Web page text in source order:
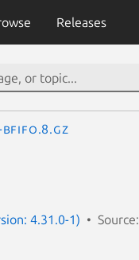
Releases
4.31.0-1) Source: